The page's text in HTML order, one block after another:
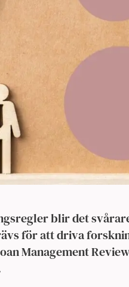
blir det
för att driva
Management